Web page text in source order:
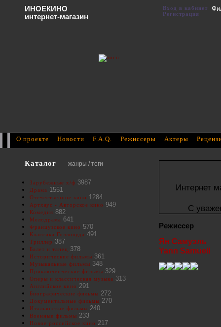
Интернет
С
Режиссер
Ян Самуэль
Yann Samuell
Каталог жанры / теги
Зарубежные х/ф 3987
Драма 1551
Отечественное кино 1284
Артхаус - Авторское кино 949
Комедия 882
Мелодрама 641
Французское кино 570
Классика Голливуда 491
Триллер 387
Балет и танец 378
Исторические фильмы 361
Музыкальные фильмы 348
Приключенческие фильмы 329
Оперы и классическая музыка 313
Английское кино 291
Биографические фильмы 272
Документальные фильмы 270
Итальянские фильмы 240
Военные фильмы 233
Новое российское кино 217
О проекте Новости F.A.Q. Режиссеры Актеры
ИНОЕКИНО
интернет-магазин
Вход в кабинет
Регистрация